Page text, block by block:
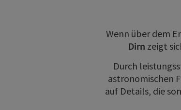
Wenn über dem
Dirn zeigt
Durch
astronomischen
auf Details, die